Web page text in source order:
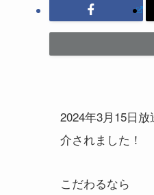
2024年3月15日
介されました！
こだわるなら